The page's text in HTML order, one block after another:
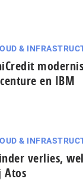
&
en IBM
&
verlies,
Atos